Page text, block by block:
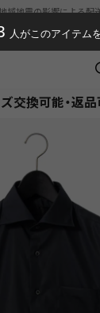
地域地震の影響による配
アがリニューアル
ぎ便が選べるようにな
交換可能・返
人がこのアイテム